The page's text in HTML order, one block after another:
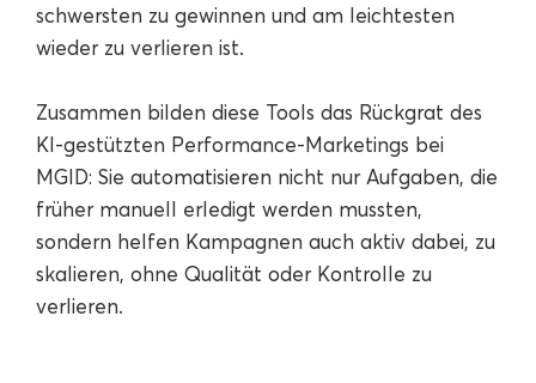
schwersten zu gewinnen und am leichtesten
wieder zu verlieren ist.
Zusammen bilden diese Tools das Rückgrat des
KI-gestützten Performance-Marketings bei
MGID: Sie automatisieren nicht nur Aufgaben, die
früher manuell erledigt werden mussten,
sondern helfen Kampagnen auch aktiv dabei, zu
skalieren, ohne Qualität oder Kontrolle zu
verlieren.